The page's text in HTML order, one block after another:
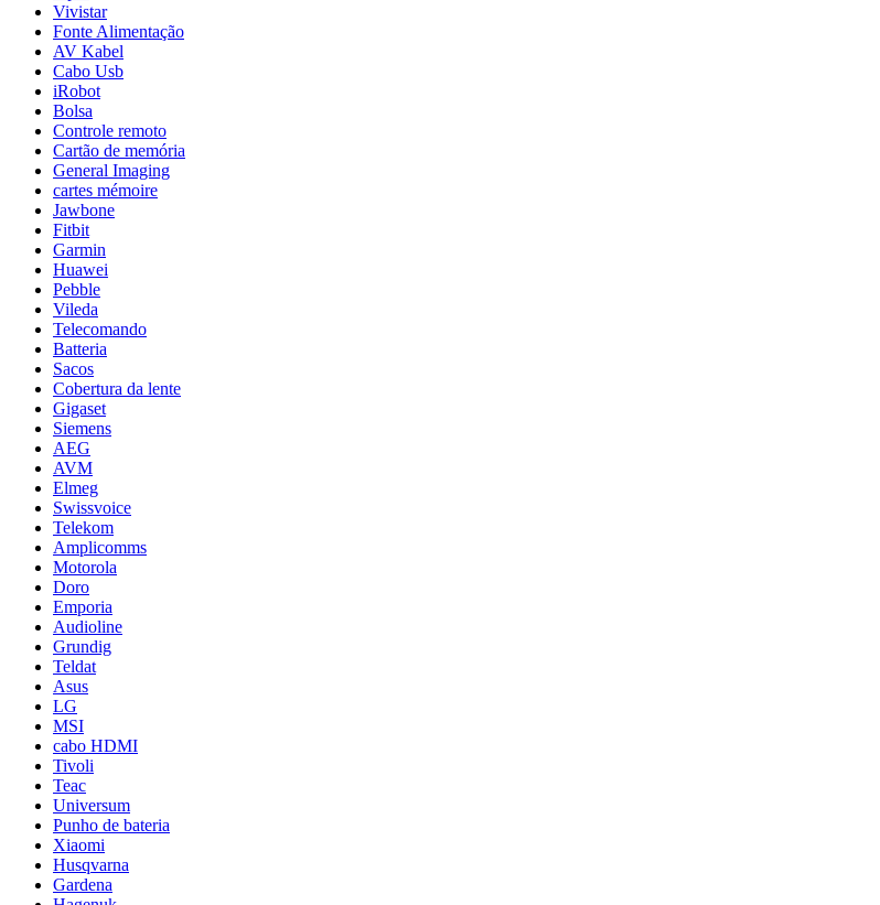
Vivistar
Fonte Alimentação
AV Kabel
Cabo Usb
iRobot
Bolsa
Controle remoto
Cartão de memória
General Imaging
cartes mémoire
Jawbone
Fitbit
Garmin
Huawei
Pebble
Vileda
Telecomando
Batteria
Sacos
Cobertura da lente
Gigaset
Siemens
AEG
AVM
Elmeg
Swissvoice
Telekom
Amplicomms
Motorola
Doro
Emporia
Audioline
Grundig
Teldat
Asus
LG
MSI
cabo HDMI
Tivoli
Teac
Universum
Punho de bateria
Xiaomi
Husqvarna
Gardena